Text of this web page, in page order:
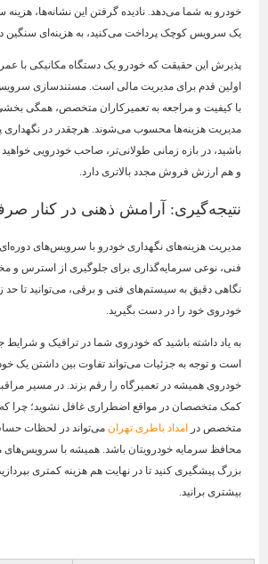
خودرو به شما می‌دهد. نادیده گرفتن این نشانه‌ها، هزینه
یک سرویس کوچک پرداخت می‌کنید، به هزینه‌ای سنگین در
پذیرش این حقیقت که خودرو یک دستگاه مکانیکی با
اولین قدم برای مدیریت مالی است. مستندسازی
با کیفیت و مراجعه به تعمیرکاران متخصص، همگی
مدیریت هزینه‌ها محسوب می‌شوند. هرچقدر در نگهداری
باشید، در بازه زمانی طولانی‌تر، صاحب خودرویی
و هم ارزش فروش مجدد بالاتری دارد.
نتیجه‌گیری: آرامش ذهنی در کنار
مدیریت هزینه‌های نگهداری خودرو با سرویس‌های
فنی، نوعی سرمایه‌گذاری برای جلوگیری از استرس و
نگاهی دقیق به سیستم‌های فنی و برقی، می‌توانید تا
خودروی خود را در دست بگیرید.
به یاد داشته باشید که خودروی شما در ترافیک و
است و توجه به جزئیات می‌تواند تفاوت بین داشتن یک
خودروی همیشه در تعمیرگاه را رقم بزند. در مسیر
کمک متخصصان در مواقع اضطراری غافل نشوید؛ چرا
متخصص در امداد باطری تهران می‌تواند در لحظات
محافظ سرمایه خودرویتان باشد. همیشه با سرویس‌های
بزرگ پیشگیری کنید تا در نهایت هم هزینه کمتری
بیشتری برانید.